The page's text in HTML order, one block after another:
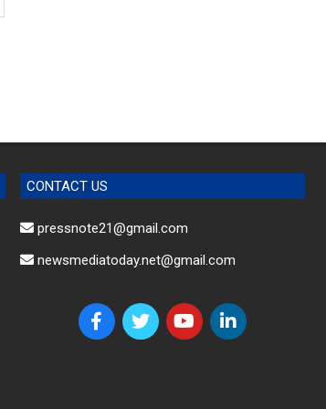
CONTACT US
pressnote21@gmail.com
newsmediatoday.net@gmail.com